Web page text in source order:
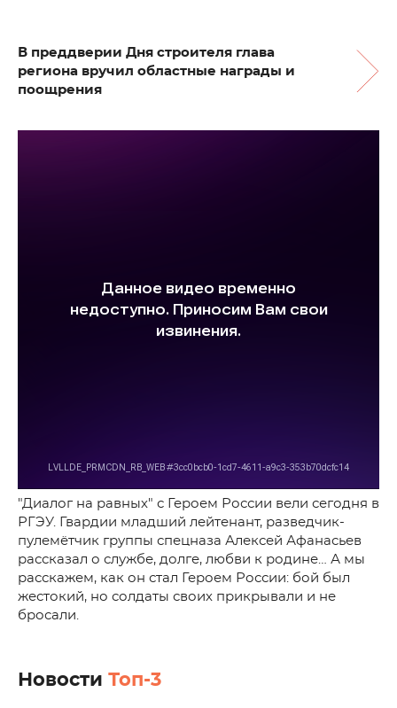
В преддверии Дня строителя глава
региона вручил областные награды и
поощрения
"Диалог на равных" с Героем России вели сегодня в
РГЭУ. Гвардии младший лейтенант, разведчик-
пулемётчик группы спецназа Алексей Афанасьев
рассказал о службе, долге, любви к родине… А мы
расскажем, как он стал Героем России: бой был
жестокий, но солдаты своих прикрывали и не
бросали.
Новости Топ-3